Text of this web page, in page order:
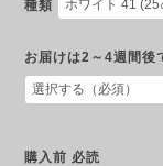
種類
お届けは2～4週間後
購入前 必読